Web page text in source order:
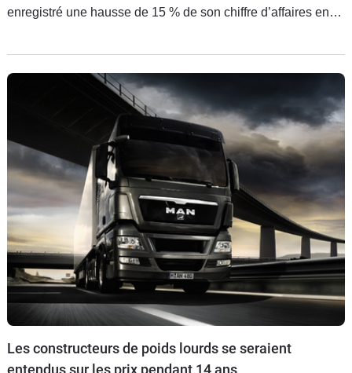
enregistré une hausse de 15 % de son chiffre d’affaires en
Mercedes.
Les constructeurs de poids lourds se seraient
entendus sur les prix pendant 14 ans